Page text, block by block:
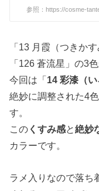
参照：https://cosme-
「13 月霞（つきか
「126 蒼流星」の3色
今回は「 14 彩漆（い
絶妙に調整された4
す。
この くすみ感と絶妙
カラーです。
ラメ入りなので落ち